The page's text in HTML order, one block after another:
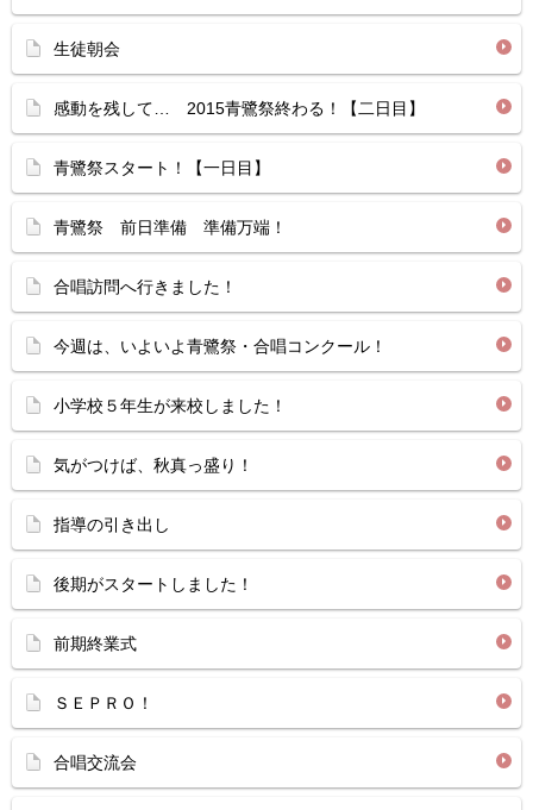
生徒朝会
感動を残して… 2015青鷺祭終わる！【二日目】
青鷺祭スタート！【一日目】
青鷺祭 前日準備 準備万端！
合唱訪問へ行きました！
今週は、いよいよ青鷺祭・合唱コンクール！
小学校５年生が来校しました！
気がつけば、秋真っ盛り！
指導の引き出し
後期がスタートしました！
前期終業式
ＳＥＰＲＯ！
合唱交流会